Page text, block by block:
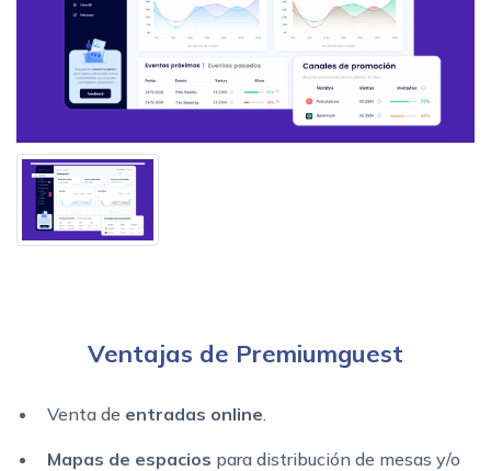
Ventajas de Premiumguest
Venta de entradas online
Mapas de espacios para distribución de mesas y/o